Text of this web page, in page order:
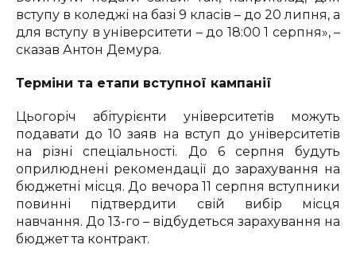
вступу в коледжі на базі 9 класів – до 20 липня, а
для вступу в університети – до 18:00 1 серпня», –
сказав Антон Демура.
Терміни та етапи вступної кампанії
Цьогоріч абітурієнти університетів можуть
подавати до 10 заяв на вступ до університетів
на різні спеціальності. До 6 серпня будуть
оприлюднені рекомендації до зарахування на
бюджетні місця. До вечора 11 серпня вступники
повинні підтвердити свій вибір місця
навчання. До 13-го – відбудеться зарахування на
бюджет та контракт.